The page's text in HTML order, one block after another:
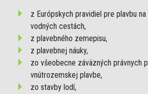
z Európskych pravidiel pre plavbu
vodných cestách,
z plavebného zemepisu,
z plavebnej náuky,
zo všeobecne záväzných právnych
vnútrozemskej plavbe,
zo stavby lodí,